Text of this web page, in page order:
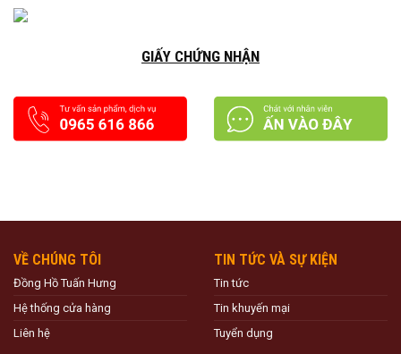
GIẤY CHỨNG NHẬN
VỀ CHÚNG TÔI
Đồng Hồ Tuấn Hưng
Hệ thống cửa hàng
Liên hệ
TIN TỨC VÀ SỰ KIỆN
Tin tức
Tin khuyến mại
Tuyển dụng